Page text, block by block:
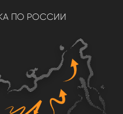
ПО РОССИИ